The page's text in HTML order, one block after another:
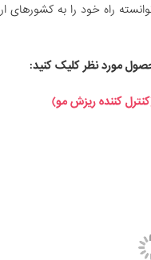
راه خود را به کشورهای
مورد نظر کلیک کنید:
کننده ریزش مو)